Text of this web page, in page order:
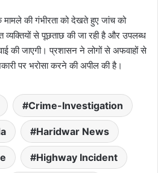
मामले की गंभीरता को देखते हुए जांच को
व्यक्तियों से पूछताछ की जा रही है और उपलब्ध
की जाएगी। प्रशासन ने लोगों से अफवाहों से
पर भरोसा करने की अपील की है।
Crime-Investigation
Haridwar News
Highway Incident